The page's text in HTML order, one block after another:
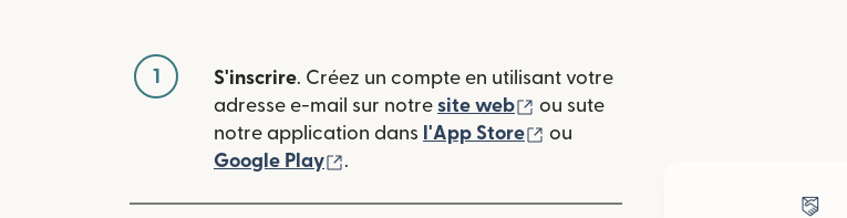
1 S'inscrire. Créez un compte en utilisant votre
adresse e-mail sur notre site web (s'ouvre dans une nouvelle fenêtre)
ou sute
notre application dans l'App Store (s'ouvre dans une nouvelle fenêtre)
ou
Google Play
(s'ouvre dans une nouvelle fenêtre)
.